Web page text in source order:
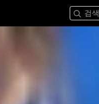
검색